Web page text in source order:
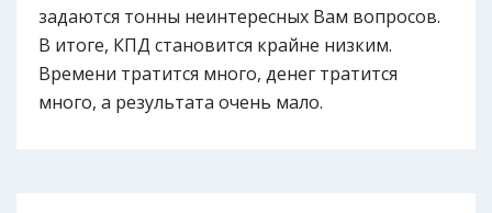
задаются тонны неинтересных Вам вопросов.
В итоге, КПД становится крайне низким.
Времени тратится много, денег тратится
много, а результата очень мало.